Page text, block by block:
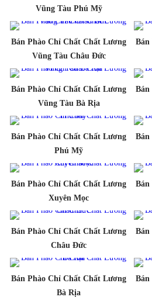
Vũng Tàu Phú Mỹ
Bán Phào Chỉ Chất Chất Lương
Vũng Tàu Châu Đức
Bán
Bán Phào Chỉ Chất Chất Lương
Vũng Tàu Bà Rịa
Bán
Bán Phào Chỉ Chất Chất Lương
Phú Mỹ
Bán
Bán Phào Chỉ Chất Chất Lương
Xuyên Mọc
Bán
Bán Phào Chỉ Chất Chất Lương
Châu Đức
Bán
Bán Phào Chỉ Chất Chất Lương
Bà Rịa
Bán